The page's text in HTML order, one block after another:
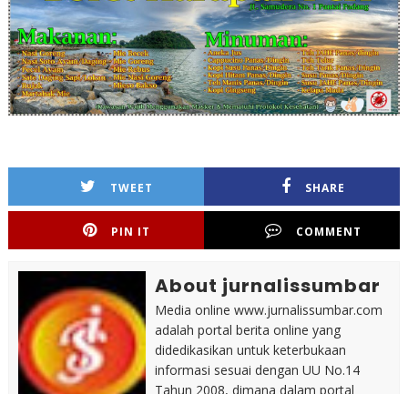
TWEET SHARE
PIN IT COMMENT
About jurnalissumbar
Media online www.jurnalissumbar.com
adalah portal berita online yang
didedikasikan untuk keterbukaan
informasi sesuai dengan UU No.14
Tahun 2008, dimana dalam portal